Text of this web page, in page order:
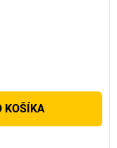
KOŠÍKA